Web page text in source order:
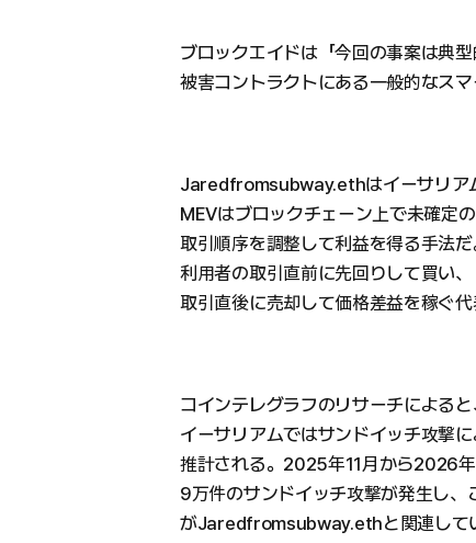
ブロックエイドは「今回の事案は典型
被害コントラクトにある一般的なス
Jaredfromsubway.ethはイーサリア
MEVはブロックチェーン上で未確定の
取引順序を調整して利益を得る手法だ
利用者の取引直前に先回りして買い、
取引直後に売却して価格差益を稼ぐ代
コインテレグラフのリサーチによると
イーサリアムではサンドイッチ攻撃
推計される。2025年11月から2026
9万件のサンドイッチ攻撃が発生し、
がJaredfromsubway.ethと関連して